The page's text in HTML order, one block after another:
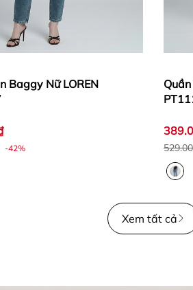
Baggy Nữ LOREN
-42%
Xem tất cả